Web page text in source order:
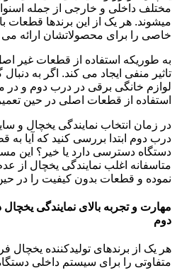
مختلف داخلی و خارجی از جمله اسنوا،
میشوند. هر یک از این برندها قطعات
خاصی را برای محصولاتشان ارائه می
به طوریکه استفاده از قطعات غیر
تاثیر منفی ایجاد می کند. اگر به دنبال
لوازم خانگی برقی در درب دوم و در
استفاده از قطعات اصلی در حین تعمیر
در زمان انتخاب نمایندگی یخچال و
درب دوم ابتدا بررسی کنید که آیا
دستگاه دسترسی دارد یا خیر؟ این
متاسفانه اغلب نمایندگی یخچال از
نموده و قطعات بدون کیفیت را در حین
مهارت و تجربه بالای نمایندگی
دوم
هر یک از برندهای تولیدکننده یخچال
متفاوتی را برای سیستم داخلی